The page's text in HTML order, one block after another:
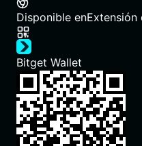
Disponible enExtensión
Bitget Wallet